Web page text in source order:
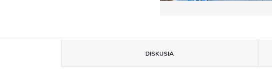
DISKUSIA